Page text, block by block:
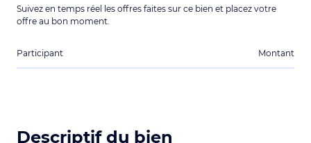
Suivez en temps réel les offres faites sur ce bien et placez votre
offre au bon moment.
Participant Montant
Descriptif du bien